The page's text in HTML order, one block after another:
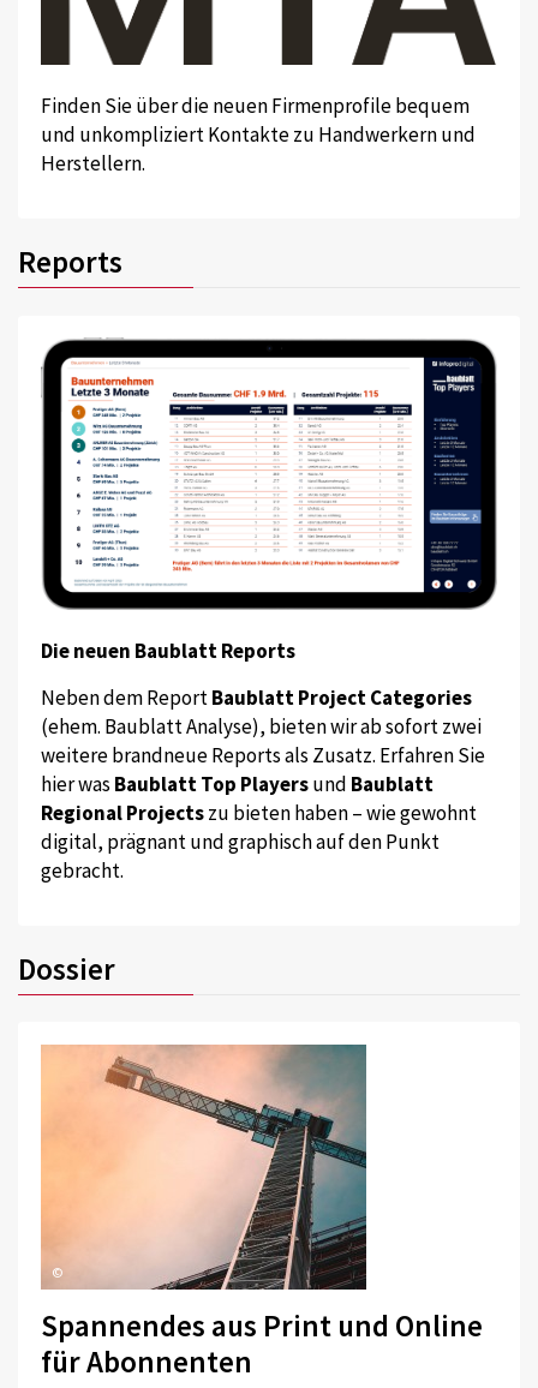
Finden Sie über die neuen Firmenprofile bequem
und unkompliziert Kontakte zu Handwerkern und
Herstellern.
Reports
Die neuen Baublatt Reports
Neben dem ReportBaublatt Project Categories
(ehem. Baublatt Analyse), bieten wir ab sofort zwei
weitere brandneue Reports als Zusatz. Erfahren Sie
hier was Baublatt Top Playersund Baublatt
Regional Projectszu bieten haben – wie gewohnt
digital, prägnant und graphisch auf den Punkt
gebracht.
Dossier
©
Spannendes aus Print und Online
für Abonnenten